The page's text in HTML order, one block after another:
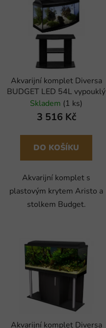
Akvarijní komplet Diversa
BUDGET LED 54L vypouklý
Skladem (1 ks)
3 516 Kč
DO KOŠÍKU
Akvarijní komplet s
plastovým krytem Aristo a
stolkem Budget.
Akvarijní komplet Diversa